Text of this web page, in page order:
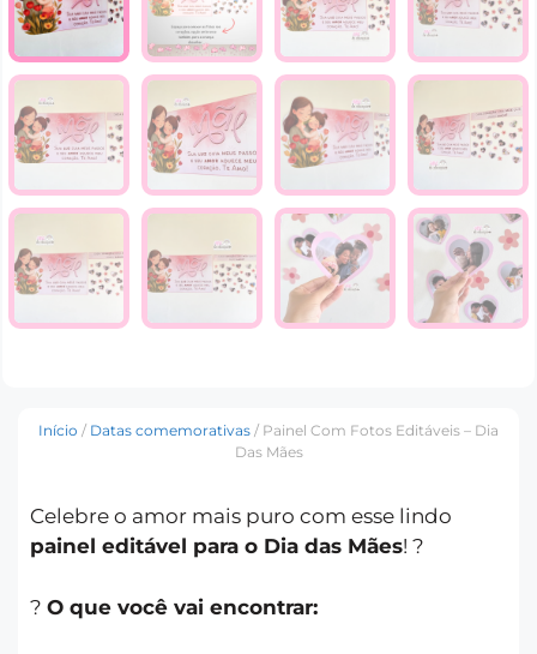
Início / Datas comemorativas / Painel Com Fotos Editáveis – Dia
Das Mães
Celebre o amor mais puro com esse lindo
painel editável para o Dia das Mães! ?
? O que você vai encontrar: